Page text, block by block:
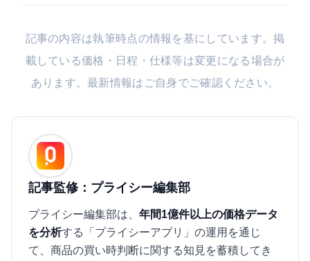
記事の内容は執筆時点の情報を基にしています。掲
載している価格・日程・仕様等は変更になる場合が
あります。最新情報はご自身でご確認ください。
記事監修：プライシー編集部
プライシー編集部は、 年間1億件以上の価格データ
を分析する「プライシーアプリ」の運用を通じ
て、商品の買い時判断に関する知見を蓄積してき